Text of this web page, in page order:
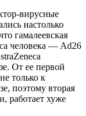
вирусные
настолько
гамалеевская
человека — Ad26
От ее первой
только к
поэтому вторая
работает хуже